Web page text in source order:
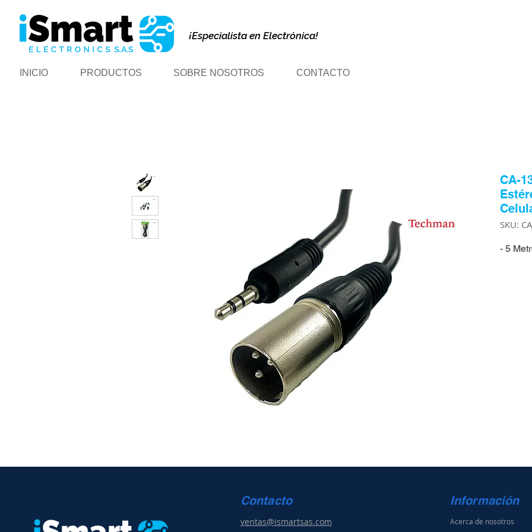
¡Especialista en Electrónica!
INICIO PRODUCTOS SOBRE NOSOTROS CONTACTO
CA-
SKU:
- 5
Contacto
ventas@ismartsas.com
Información
Acerca de nosotros